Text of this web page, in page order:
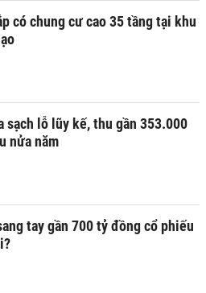
có chung cư cao 35 tầng tại khu
sạch lỗ lũy kế, thu gần 353.000
nửa năm
tay gần 700 tỷ đồng cổ phiếu